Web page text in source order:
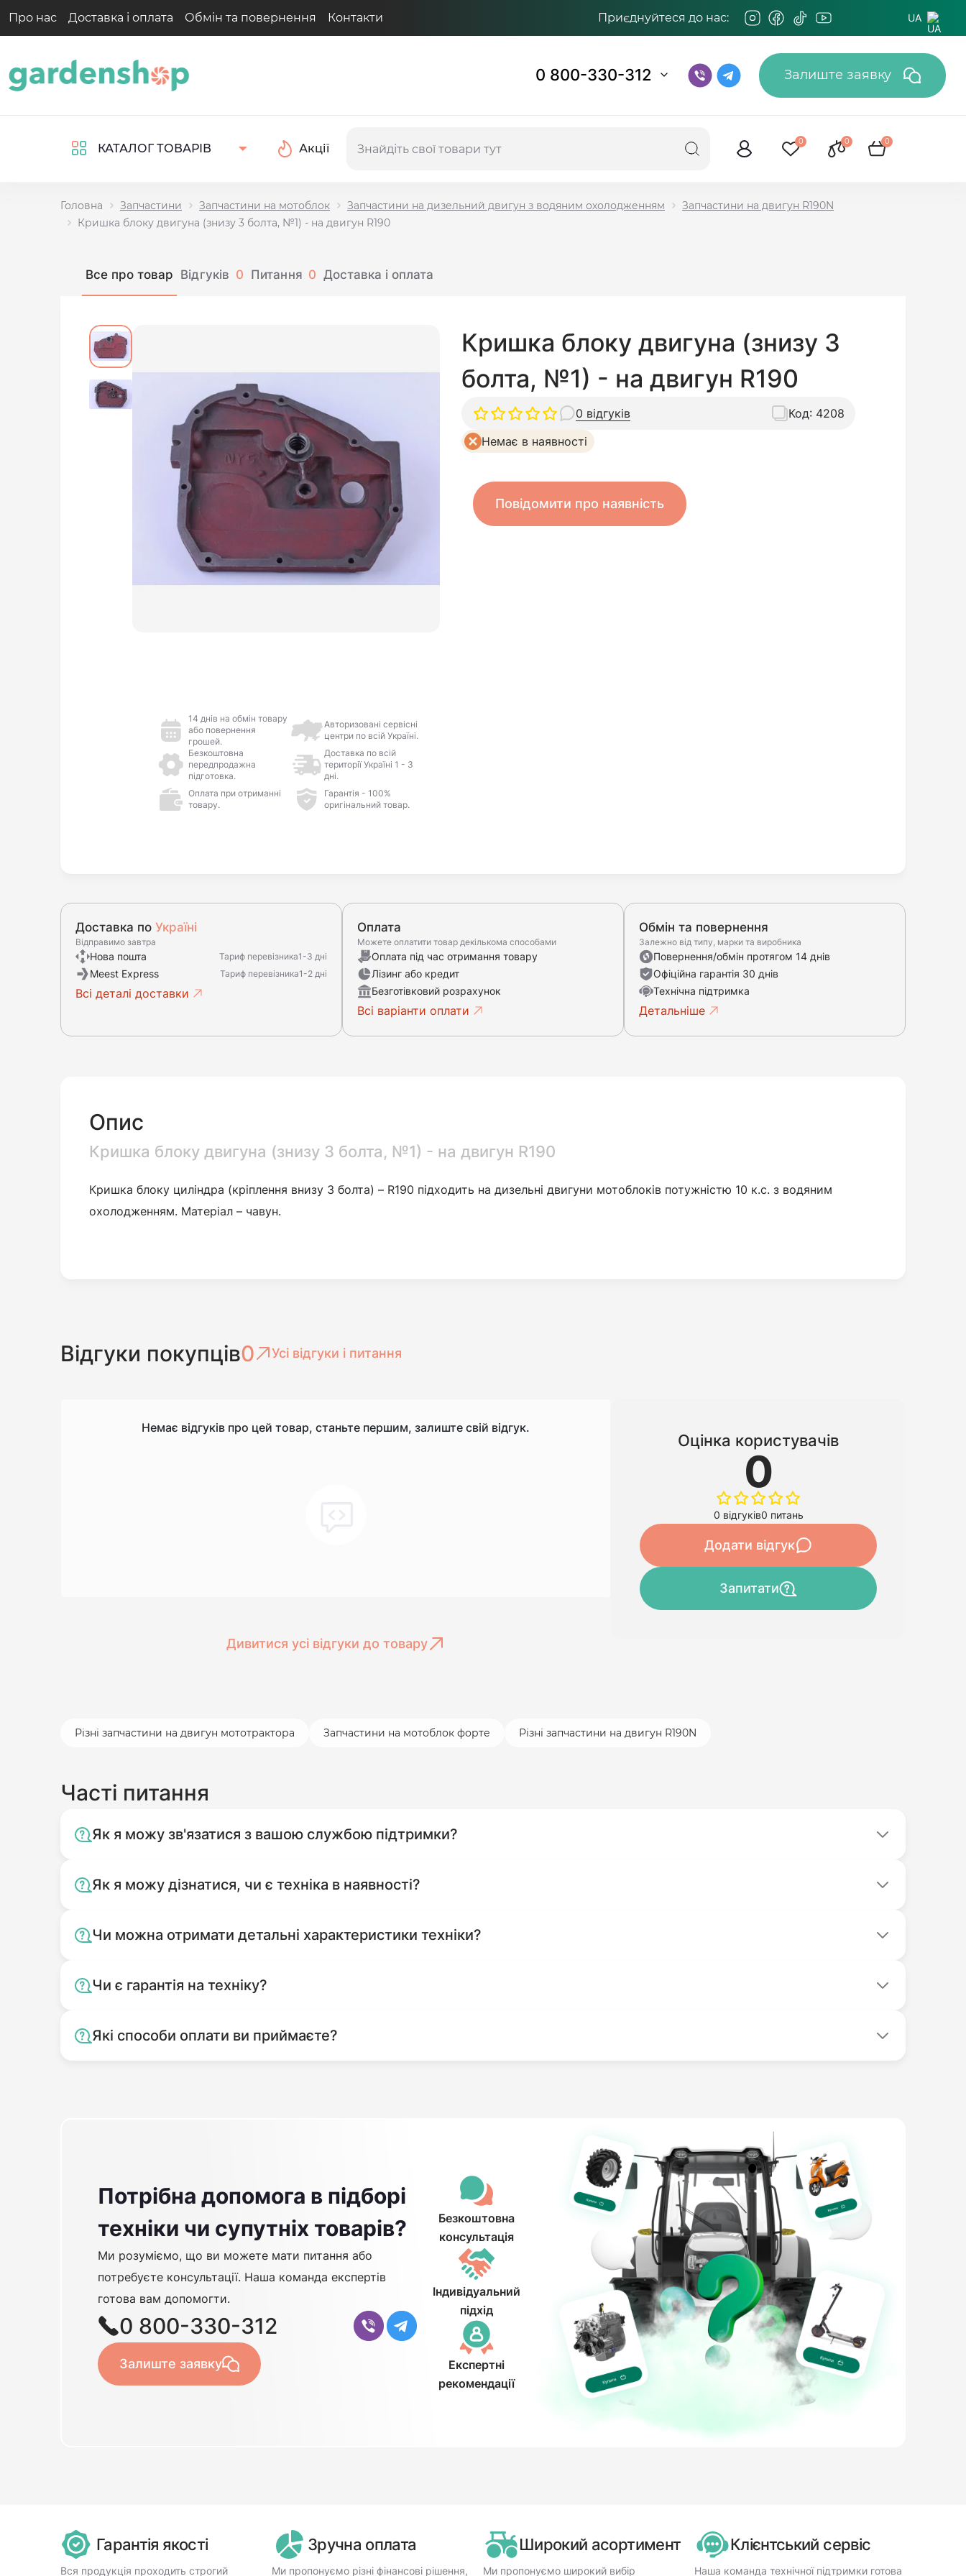
Про нас Доставка і оплата Обмін та повернення Контакти Приєднуйтеся до нас: UA
0 800-330-312 Залиште заявку
КАТАЛОГ ТОВАРІВ Акції
0 0 0
Головна Запчастини Запчастини на мотоблок Запчастини на дизельний двигун з водяним охолодженням
Запчастини на двигун R190N
Кришка блоку двигуна (знизу 3 болта, №1) - на двигун R190
Все про товар Відгуків 0 Питання 0 Доставка і оплата
14 днів на обмін товару
або повернення
грошей.
Авторизовані сервісні
центри по всій Україні.
Безкоштовна
передпродажна
підготовка.
Доставка по всій
території Україні 1 - 3
дні.
Оплата при отриманні
товару.
Гарантія - 100%
оригінальний товар.
Кришка блоку двигуна (знизу 3
болта, №1) - на двигун R190
0 відгуків Код: 4208
Немає в наявності
Повідомити про наявність
Доставка по Україні
Відправимо завтра
Нова пошта Тариф перевізника1-3 дні
Meest Express Тариф перевізника1-2 дні
Всі деталі доставки
Оплата
Можете оплатити товар декількома способами
Оплата під час отримання товару
Лізинг або кредит
Безготівковий розрахунок
Всі варіанти оплати
Обмін та повернення
Залежно від типу, марки та виробника
Повернення/обмін протягом 14 днів
Офіційна гарантія 30 днів
Технічна підтримка
Детальніше
Опис
Кришка блоку двигуна (знизу 3 болта, №1) - на двигун R190
Кришка блоку циліндра (кріплення внизу 3 болта) – R190 підходить на дизельні двигуни мотоблоків потужністю 10 к.с. з водяним
охолодженням. Матеріал – чавун.
Відгуки покупців0 Усі відгуки і питання
Немає відгуків про цей товар, станьте першим, залиште свій відгук.
Дивитися усі відгуки до товару
Оцінка користувачів
0
0 відгуків0 питань
Додати відгук
Запитати
Різні запчастини на двигун мототрактора Запчастини на мотоблок форте Різні запчастини на двигун R190N
Часті питання
Як я можу зв'язатися з вашою службою підтримки?
Як я можу дізнатися, чи є техніка в наявності?
Чи можна отримати детальні характеристики техніки?
Чи є гарантія на техніку?
Які способи оплати ви приймаєте?
Потрібна допомога в підборі
техніки чи супутніх товарів?
Ми розуміємо, що ви можете мати питання або
потребуєте консультації. Наша команда експертів
готова вам допомогти.
0 800-330-312
Залиште заявку
Безкоштовна
консультація
Індивідуальний
підхід
Експертні
рекомендації
Гарантія якості
Вся продукція проходить строгий
Зручна оплата
Ми пропонуємо різні фінансові рішення,
Широкий асортимент
Ми пропонуємо широкий вибір
Клієнтський сервіс
Наша команда технічної підтримки готова